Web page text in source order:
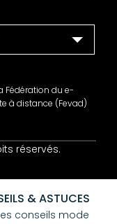
Fédération du e-
à distance (Fevad)
réservés.
& ASTUCES
conseils mode